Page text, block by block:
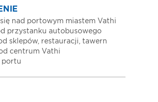
nad portowym miastem Vathi
przystanku autobusowego
sklepów, restauracji, tawern
centrum Vathi
portu